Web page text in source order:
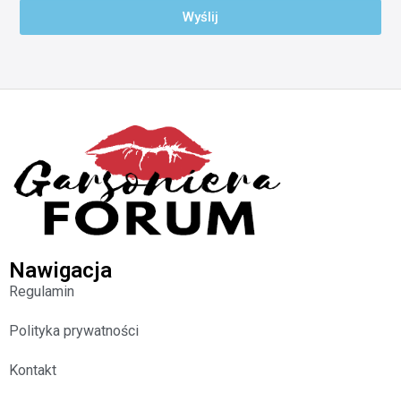
Wyślij
Nawigacja
Regulamin
Polityka prywatności
Kontakt